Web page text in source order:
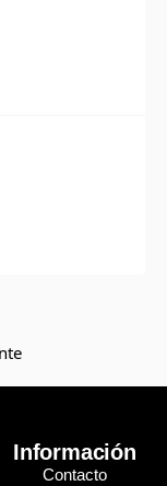
Información
Contacto